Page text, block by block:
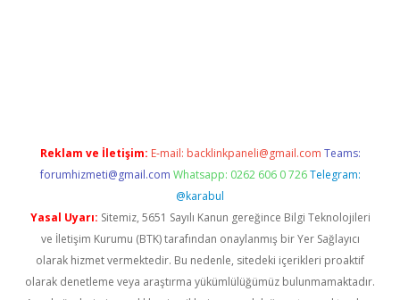
Reklam ve İletişim: E-mail: backlinkpaneli@gmail.com Teams:
forumhizmeti@gmail.com Whatsapp: 0262 606 0 726 Telegram:
@karabul
Yasal Uyarı: Sitemiz, 5651 Sayılı Kanun gereğince Bilgi Teknolojileri
ve İletişim Kurumu (BTK) tarafından onaylanmış bir Yer Sağlayıcı
olarak hizmet vermektedir. Bu nedenle, sitedeki içerikleri proaktif
olarak denetleme veya araştırma yükümlülüğümüz bulunmamaktadır.